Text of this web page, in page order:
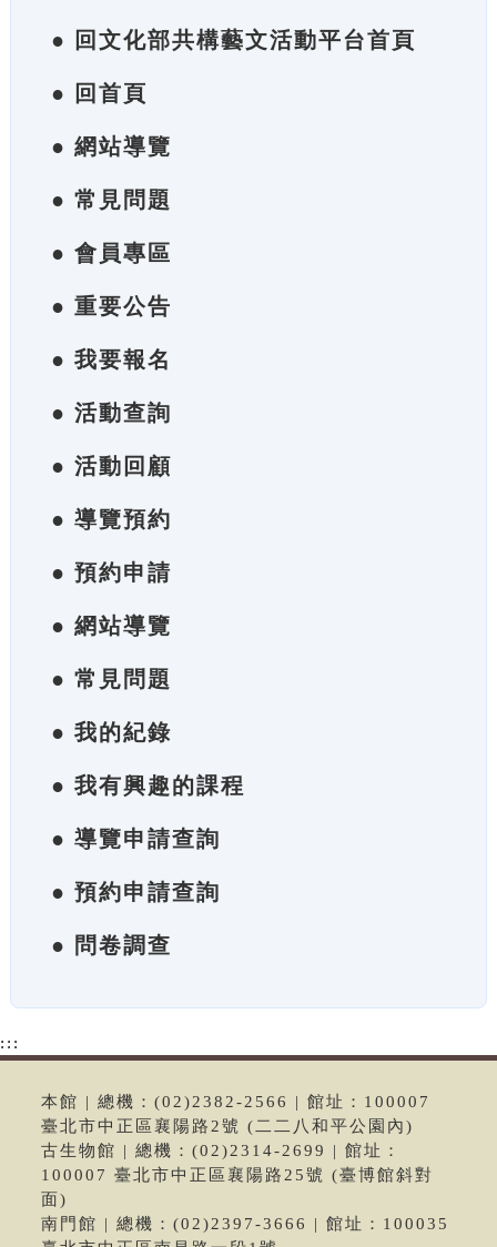
● 回文化部共構藝文活動平台首頁
● 回首頁
● 網站導覽
● 常見問題
● 會員專區
● 重要公告
● 我要報名
● 活動查詢
● 活動回顧
● 導覽預約
● 預約申請
● 網站導覽
● 常見問題
● 我的紀錄
● 我有興趣的課程
● 導覽申請查詢
● 預約申請查詢
● 問卷調查
:::
本館 | 總機：(02)2382-2566 | 館址：100007
臺北市中正區襄陽路2號 (二二八和平公園內)
古生物館 | 總機：(02)2314-2699 | 館址：
100007 臺北市中正區襄陽路25號 (臺博館斜對
面)
南門館 | 總機：(02)2397-3666 | 館址：100035